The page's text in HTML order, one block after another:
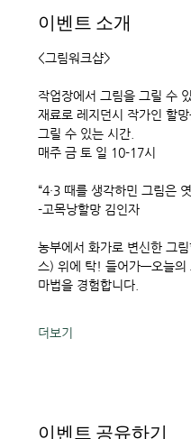
이벤트 소개
<그림워크샵>
작업장에서 그림을 그릴 수
재료로 레지던시 작가인 할
그릴 수 있는 시간.
매주 금 토 일 10-17시
“4·3 때를 생각하민 그림은
-고목낭할망 김인자
농부에서 화가로 변신한 그
스) 위에 탁! 들어가—오늘의
마법을 경험합니다.
더보기
이벤트 공유하기